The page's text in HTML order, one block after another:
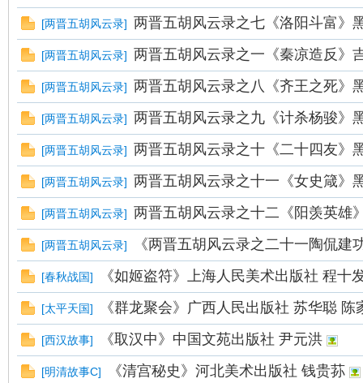
[两晋五胡风云录] 两晋五胡风云录之七《洛阳斗富》
[两晋五胡风云录] 两晋五胡风云录之一《秦凉造反》
[两晋五胡风云录] 两晋五胡风云录之八《齐王之死》
[两晋五胡风云录] 两晋五胡风云录之九《计杀杨骏》
[两晋五胡风云录] 两晋五胡风云录之十《二十四友》
[两晋五胡风云录] 两晋五胡风云录之十一《女史箴》
[两晋五胡风云录] 两晋五胡风云录之十二《阳羡英雄
[两晋五胡风云录] 《两晋五胡风云录之二十一陶侃建
[春秋战国] 《如姬盗符》上海人民美术出版社 程十
[太平天国] 《群龙聚会》广西人民出版社 苏华聪 陈
[西汉故事] 《取汉中》中国文苑出版社 尹元洪
[明清故事C] 《清宫秘史》河北美术出版社 钱贵荪